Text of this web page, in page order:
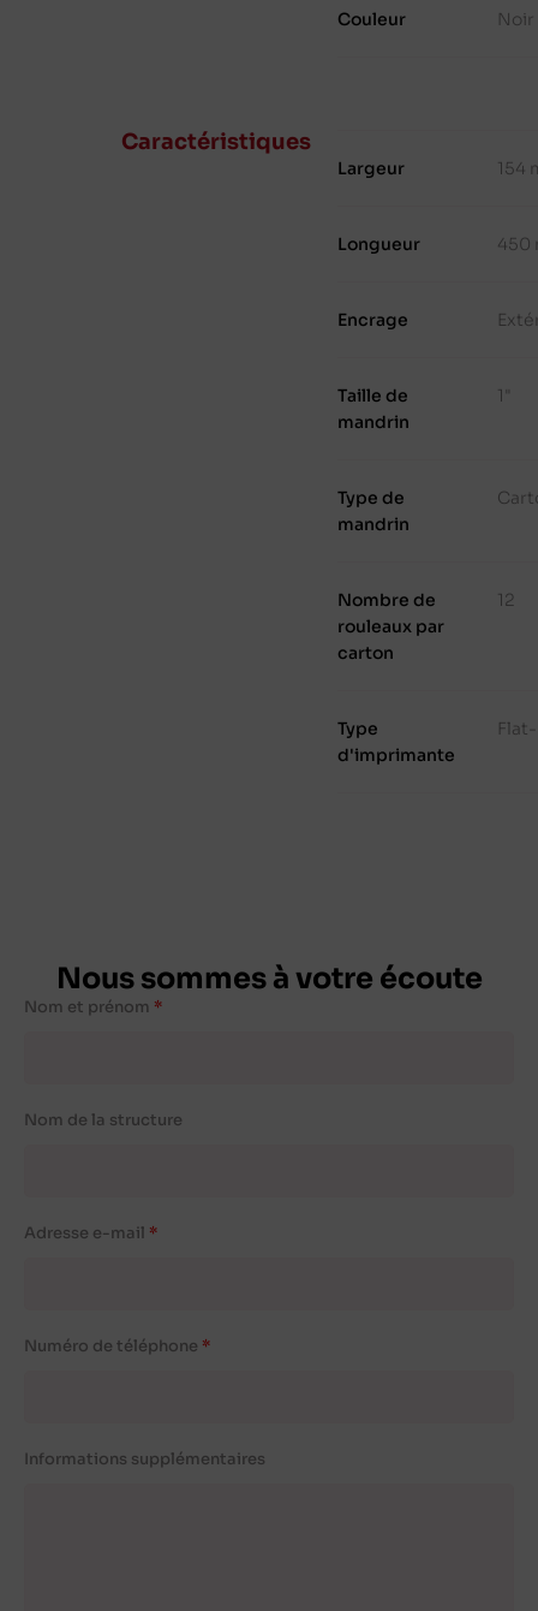
Couleur Noir
Caractéristiques
Largeur 154
Longueur 450
Encrage
Taille de
mandrin
1"
Type de
mandrin
Nombre de
rouleaux par
carton
12
Type
d'imprimante
Nous sommes à votre écoute
Nom et prénom
Nom de la structure
Adresse e-mail
Numéro de téléphone
Informations supplémentaires